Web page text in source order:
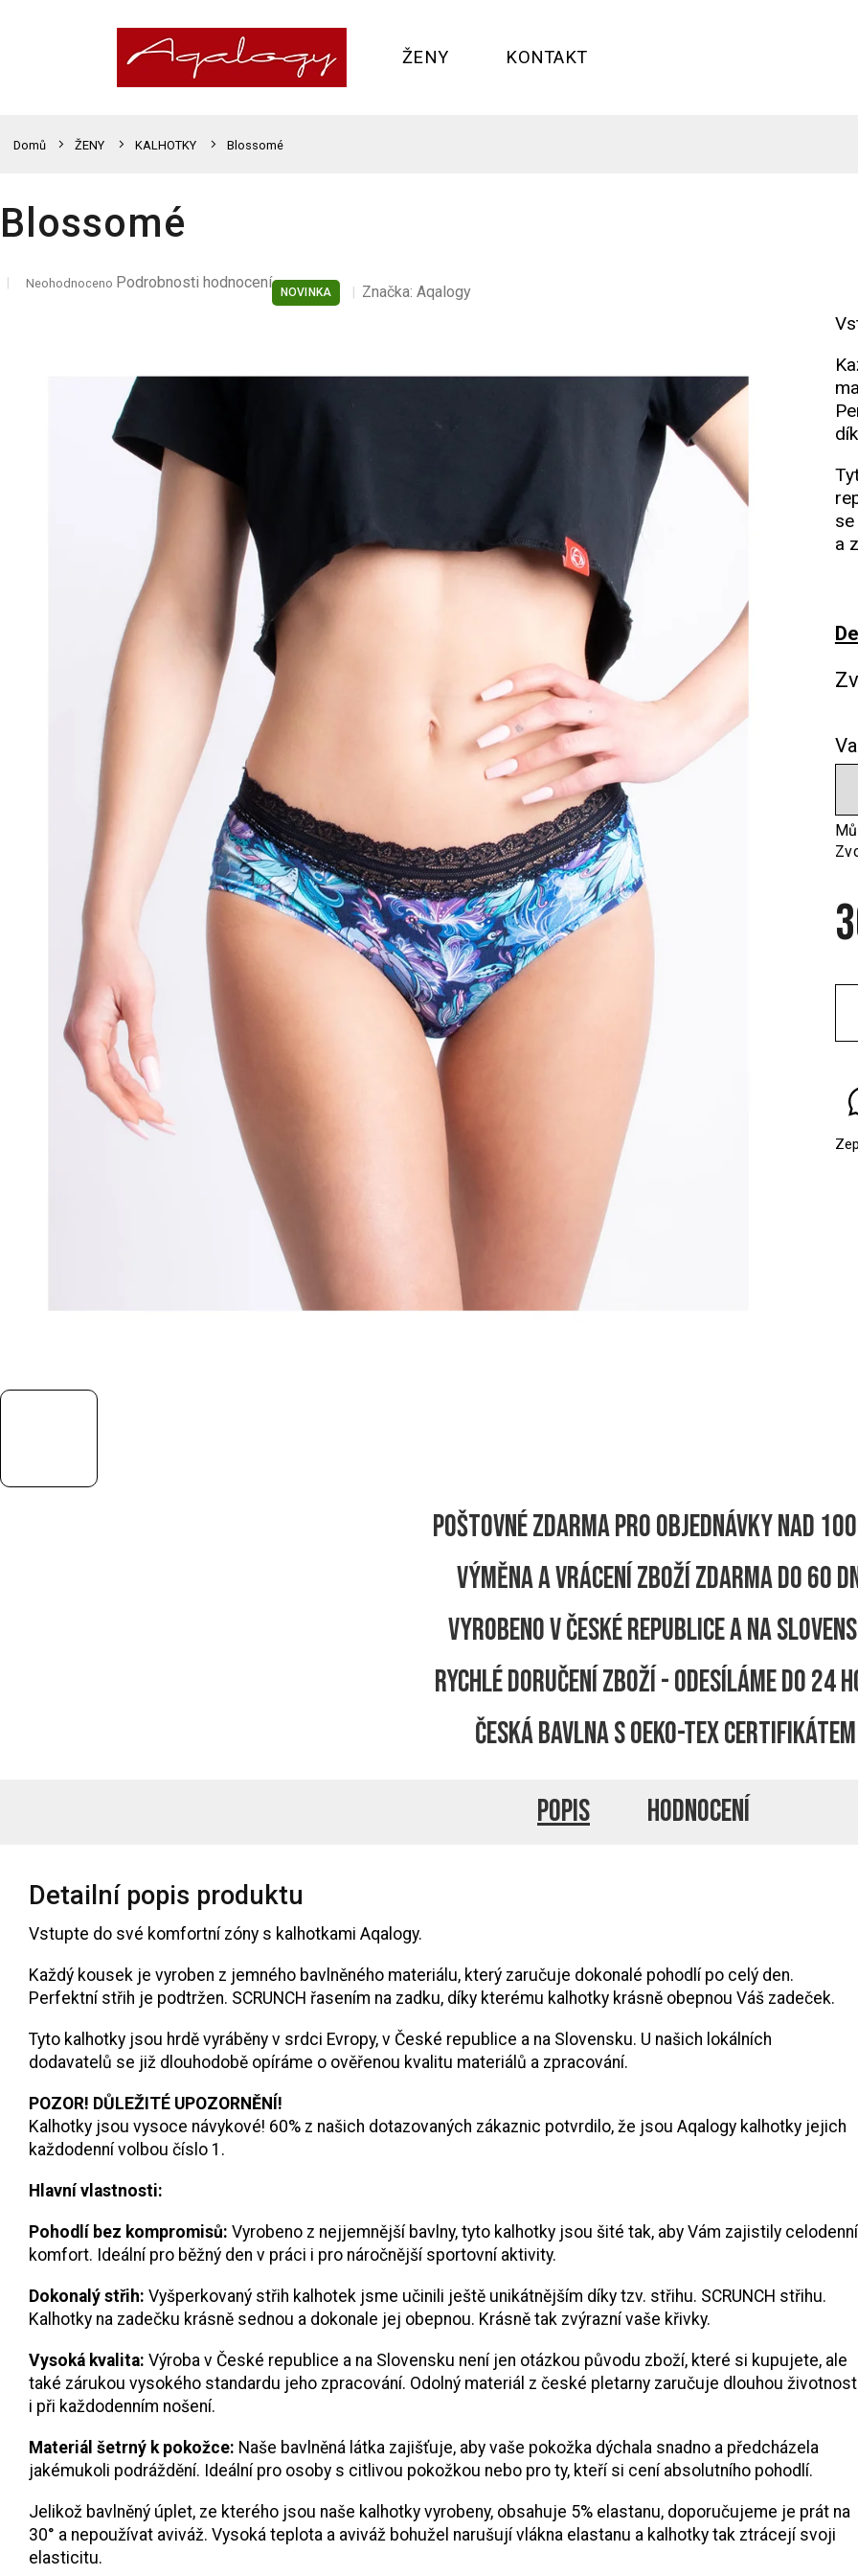
ŽENY KONTAKT
Domů ŽENY KALHOTKY Blossomé
Blossomé
NOVINKA
Průměrné
Neohodnoceno Podrobnosti hodnocení
Značka: Aqalogy
a
Poštovné zdarma pro objednávky nad
Výměna a vrácení zboží zdarma do 60
Vyrobeno v České republice a na
Rychlé doručení zboží - odesíláme do 24
Česká bavlna s Oeko-Tex certifikátem
Popis Hodnocení
Detailní popis produktu
Vstupte do své komfortní zóny s kalhotkami Aqalogy.
Každý kousek je vyroben z jemného bavlněného materiálu, který zaručuje dokonalé pohodlí po celý den.
Perfektní střih je podtržen. SCRUNCH řasením na zadku, díky kterému kalhotky krásně obepnou Váš zadeček.
Tyto kalhotky jsou hrdě vyráběny v srdci Evropy, v České republice a na Slovensku. U našich lokálních
dodavatelů se již dlouhodobě opíráme o ověřenou kvalitu materiálů a zpracování.
POZOR! DŮLEŽITÉ UPOZORNĚNÍ!
Kalhotky jsou vysoce návykové! 60% z našich dotazovaných zákaznic potvrdilo, že jsou Aqalogy kalhotky jejich
každodenní volbou číslo 1.
Hlavní vlastnosti:
Pohodlí bez kompromisů: Vyrobeno z nejjemnější bavlny, tyto kalhotky jsou šité tak, aby Vám zajistily celodenní
komfort. Ideální pro běžný den v práci i pro náročnější sportovní aktivity.
Dokonalý střih: Vyšperkovaný střih kalhotek jsme učinili ještě unikátnějším díky tzv. střihu. SCRUNCH střihu.
Kalhotky na zadečku krásně sednou a dokonale jej obepnou. Krásně tak zvýrazní vaše křivky.
Vysoká kvalita: Výroba v České republice a na Slovensku není jen otázkou původu zboží, které si kupujete, ale
také zárukou vysokého standardu jeho zpracování. Odolný materiál z české pletarny zaručuje dlouhou životnost
i při každodenním nošení.
Materiál šetrný k pokožce: Naše bavlněná látka zajišťuje, aby vaše pokožka dýchala snadno a předcházela
jakémukoli podráždění. Ideální pro osoby s citlivou pokožkou nebo pro ty, kteří si cení absolutního pohodlí.
Jelikož bavlněný úplet, ze kterého jsou naše kalhotky vyrobeny, obsahuje 5% elastanu, doporučujeme je prát na
30° a nepoužívat aviváž. Vysoká teplota a aviváž bohužel narušují vlákna elastanu a kalhotky tak ztrácejí svoji
elasticitu.